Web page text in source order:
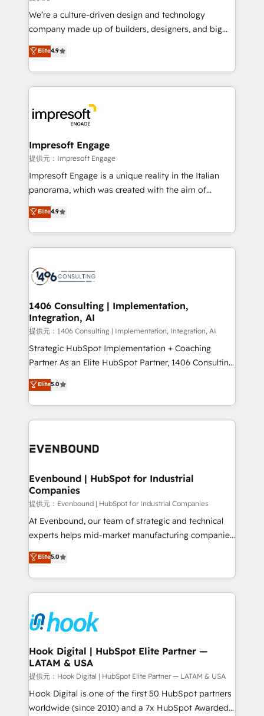
Portuguese, and English to design scalable strategies
that drive measurable growth. 🌎 Highlights: • 10+
Platform Migration Excellence. • Top 3 Partner of the
Year LATAM 2022, 2023, 2024, 2025. • Partner of the
business with HubSpot? Let Cebra’s experts help
you grow faster, smarter, and with impact.
We’re a culture-driven design and technology
company made up of builders, designers, and big
thinkers. We blend strategy, design, and
development—always fueled by curiosity—to turn
ideas, opportunities, and challenges into meaningful
experiences. To us, technology is more than just
and—most importantly—simple. That’s why we lean
into bold ideas and shape them into thoughtful
products and strategies that actually make a
difference.
Elite4.9
Impresoft Engage
提供元：Impresoft Engage
Impresoft Engage is a unique reality in the Italian
panorama, which was created with the aim of
putting Customer Experience at the center by
creating digital environments capable of integrating
people, processes and data. We offer the best
digital solutions on the market, ranging from CRM
marketing automation to online and offline sales
allowing companies to optimize processes and meet
the needs of the customer. We are part of Impresoft
Group, a group of specialized and complementary
companies that divide their offer into 4
Competence Centers: Smart Manufacturing,
The synergies generated by these integrations,
together with the combination of talents, skills,
to accompany companies on their digital
Elite4.9
1406 Consulting | Implementation,
Integration, AI
提供元：1406 Consulting | Implementation, Integration, AI
Strategic HubSpot Implementation + Coaching
Partner As an Elite HubSpot Partner, 1406 Consulting
helps mid-market revenue teams transform how
they sell, market, and serve. We don't just build your
HubSpot—we teach your team to own it, then stay
to help you keep winning. What We Do ⚙️ CRM
Data & Content 📈 Sales & Marketing Alignment +
Agent Creation 🔄 Custom Integrations & Data
Migration Why 1406 We become part of your team.
Your team learns while we build. We fix what others
broke. Built for mid-market reality—practical
solutions that work with your actual headcount and
HubSpot partners 🔄 Top 5% globally in client
retention 📅 8+ years of consistent results since 2017
move beyond spreadsheets into unified systems
that drive real business results.
Elite5.0
Evenbound | HubSpot for Industrial
Companies
提供元：Evenbound | HubSpot for Industrial Companies
At Evenbound, our team of strategic and technical
experts helps mid-market manufacturing companies
achieve real growth. We specialize in delivering
tailored solutions that drive results by leveraging
HubSpot’s platform and data to fuel success.
Technical Solutions: - HubSpot Technical Consulting -
Onboarding - Data Migration & Integrations -
Technical Audit & Optimization Strategic Solutions: -
Revenue Operations - Inbound Marketing -
Outbound Marketing - HubSpot CMS Website
Design & Development We empower our clients to
reach their full potential by providing transparent,
relationship-driven support. With over 300 HubSpot
Elite5.0
Hook Digital | HubSpot Elite Partner —
LATAM & USA
提供元：Hook Digital | HubSpot Elite Partner — LATAM & USA
Hook Digital is one of the first 50 HubSpot partners
worldwide (since 2010) and a 7x HubSpot Awarded